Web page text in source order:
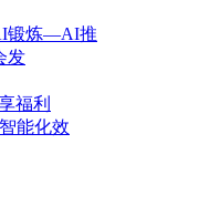
锻炼—AI推
发
福利
能化效